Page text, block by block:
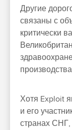
Другие
связаны с
критически
Хотя Exploit
и его
странах